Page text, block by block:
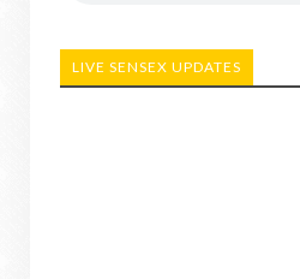
LIVE SENSEX UPDATES